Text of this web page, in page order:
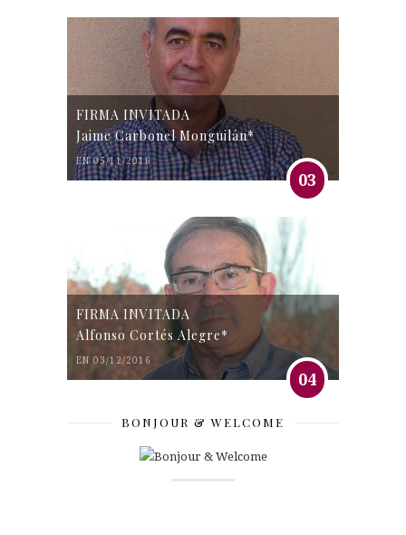
FIRMA INVITADA
Jaime Carbonel Monguilán*
EN 05/11/2016
03
FIRMA INVITADA
Alfonso Cortés Alegre*
EN 03/12/2016
04
BONJOUR & WELCOME